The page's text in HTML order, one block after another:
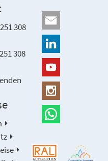
308
308